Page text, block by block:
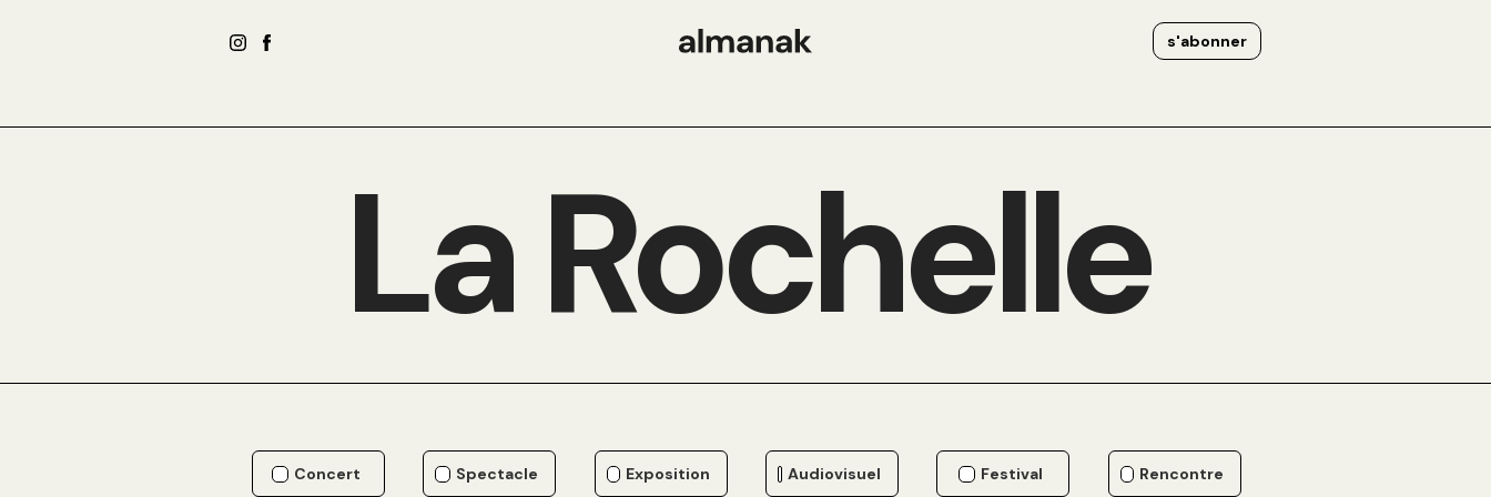
s'abonner
La Rochelle
Concert Spectacle Exposition Audiovisuel Festival Rencontre